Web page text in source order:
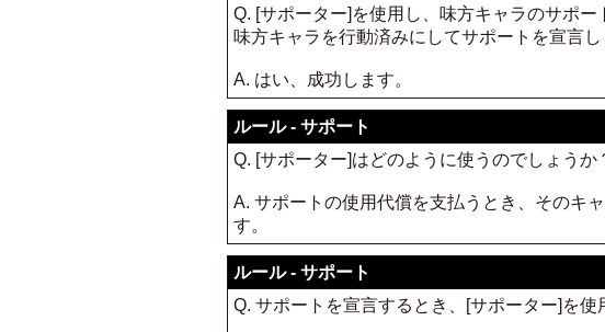
Q. [サポーター]を使用し、味方キャラのサポ
味方キャラを行動済みにしてサポートを宣言
A. はい、成功します。
ルール - サポート
Q. [サポーター]はどのように使うのでしょうか
A. サポートの使用代償を支払うとき、そのキ
す。
ルール - サポート
Q. サポートを宣言するとき、[サポーター]を